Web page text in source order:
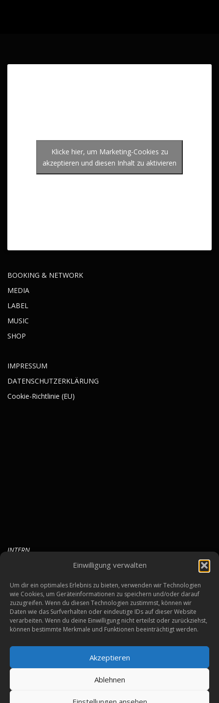
Einwilligung verwalten
Um dir ein optimales Erlebnis zu bieten, verwenden wir Technologien
wie Cookies, um Geräteinformationen zu speichern und/oder darauf
zuzugreifen. Wenn du diesen Technologien zustimmst, können wir
Daten wie das Surfverhalten oder eindeutige IDs auf dieser Website
verarbeiten. Wenn du deine Einwilligung nicht erteilst oder zurückziehst,
können bestimmte Merkmale und Funktionen beeinträchtigt werden.
Akzeptieren
Ablehnen
Klicke hier, um Marketing-Cookies zu
akzeptieren und diesen Inhalt zu aktivieren
BOOKING & NETWORK
MEDIA
LABEL
MUSIC
SHOP
IMPRESSUM
DATENSCHUTZERKLÄRUNG
Cookie-Richtlinie (EU)
INTERN
BLEIBE AUF DEM LAUFENDEN